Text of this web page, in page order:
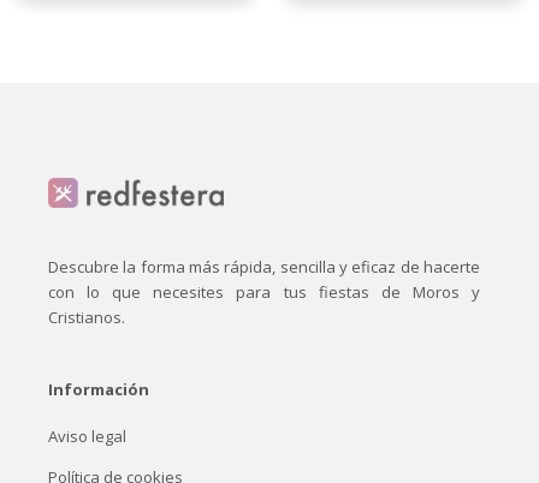
Descubre la forma más rápida, sencilla y eficaz de hacerte
con lo que necesites para tus fiestas de Moros y
Cristianos.
Información
Aviso legal
Política de cookies